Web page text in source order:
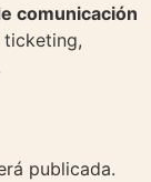
comunicación
publicada.